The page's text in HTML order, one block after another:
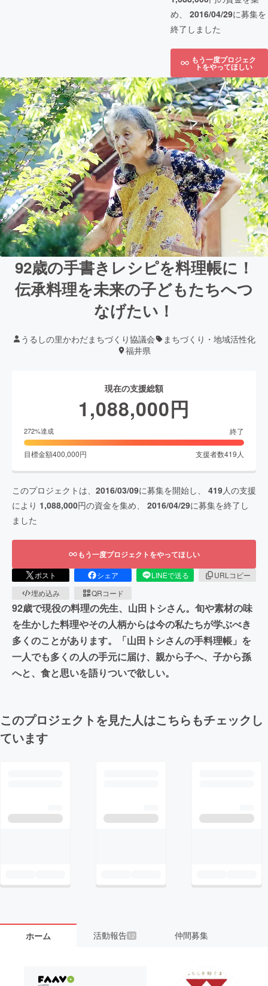
め、 2016/04/29に募集を
終了しました
もう一度プロジェク
トをやってほしい
92歳の手書きレシピを料理帳に！
伝承料理を未来の子どもたちへつ
なげたい！
うるしの里かわだまちづくり協議会
まちづくり・地域活性化
福井県
現在の支援総額
1,088,000円
272%達成 終了
目標金額400,000円 支援者数419 人
このプロジェクトは、 2016/03/09に募集を開始し、 419人の支援
により 1,088,000円の資金を集め、 2016/04/29に募集を終了し
ました
もう一度プロジェクトをやってほしい
ポスト シェア LINEで送る
URLコピー
埋め込み
QRコード
92歳で現役の料理の先生、山田トシさん。旬や素材の味
を生かした料理やその人柄からは今の私たちが学ぶべき
多くのことがあります。「山田トシさんの手料理帳」を
一人でも多くの人の手元に届け、親から子へ、子から孫
へと、食と思いを語りついで欲しい。
このプロジェクトを見た人はこちらもチェックし
ています
ホーム 活動報告 12 仲間募集